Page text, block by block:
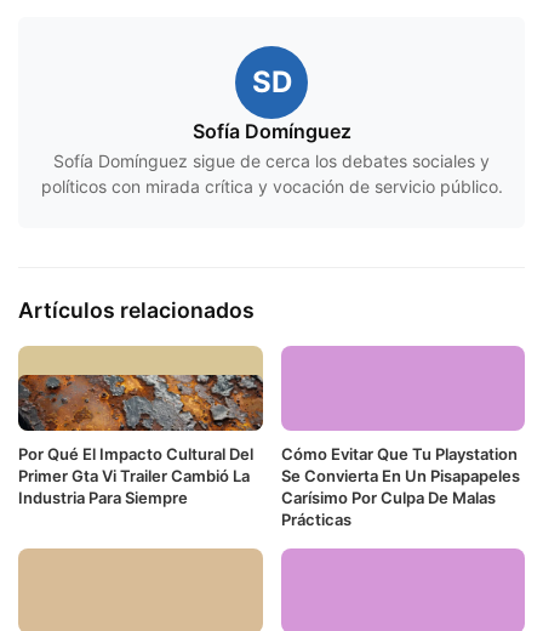
SD
Sofía Domínguez
Sofía Domínguez sigue de cerca los debates sociales y
políticos con mirada crítica y vocación de servicio público.
Artículos relacionados
Por Qué El Impacto Cultural Del
Primer Gta Vi Trailer Cambió La
Industria Para Siempre
Cómo Evitar Que Tu Playstation
Se Convierta En Un Pisapapeles
Carísimo Por Culpa De Malas
Prácticas